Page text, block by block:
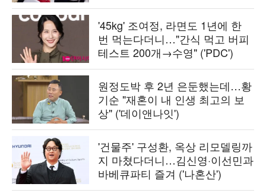
'45kg' 조여정, 라면도 1년에 한
번 먹는다더니…"간식 먹고 버피
테스트 200개→수영" ('PDC')
원정도박 후 2년 은둔했는데…황
기순 "재혼이 내 인생 최고의 보
상" ('데이앤나잇')
'건물주' 구성환, 옥상 리모델링까
지 마쳤다더니…김신영·이선민과
바베큐파티 즐겨 ('나혼산')